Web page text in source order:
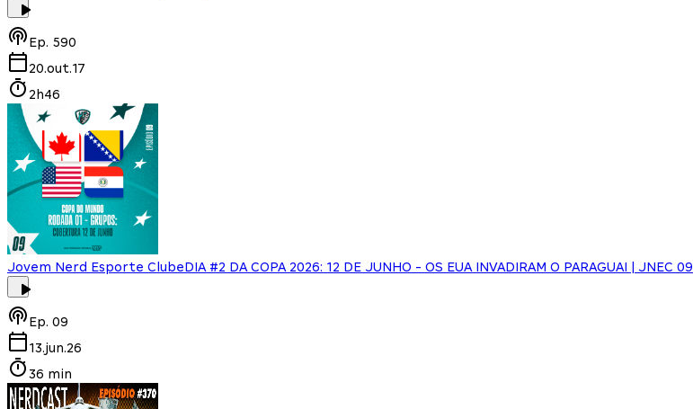
Ep. 590
20.out.17
2h46
Jovem Nerd Esporte ClubeDIA #2 DA COPA 2026: 12 DE JUNHO - OS EUA INVADIRAM O PARAGUAI | JNEC 09
Ep. 09
13.jun.26
36 min